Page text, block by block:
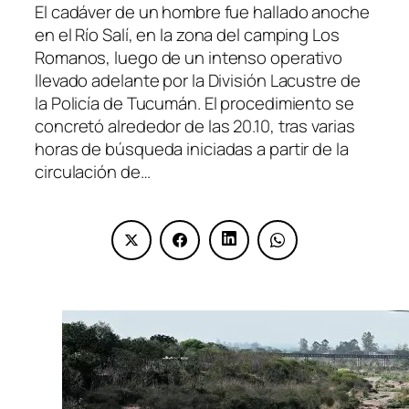
El cadáver de un hombre fue hallado anoche
en el Río Salí, en la zona del camping Los
Romanos, luego de un intenso operativo
llevado adelante por la División Lacustre de
la Policía de Tucumán. El procedimiento se
concretó alrededor de las 20.10, tras varias
horas de búsqueda iniciadas a partir de la
circulación de…